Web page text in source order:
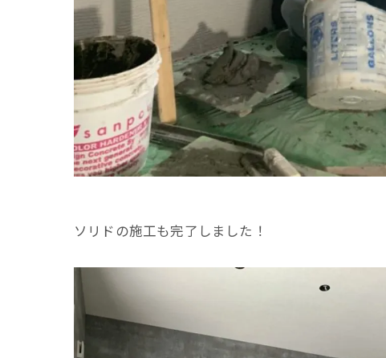
ソリドの施工も完了しました！